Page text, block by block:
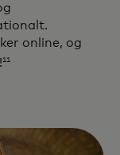
online, og
11